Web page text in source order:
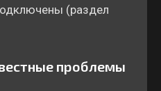
(раздел
проблемы